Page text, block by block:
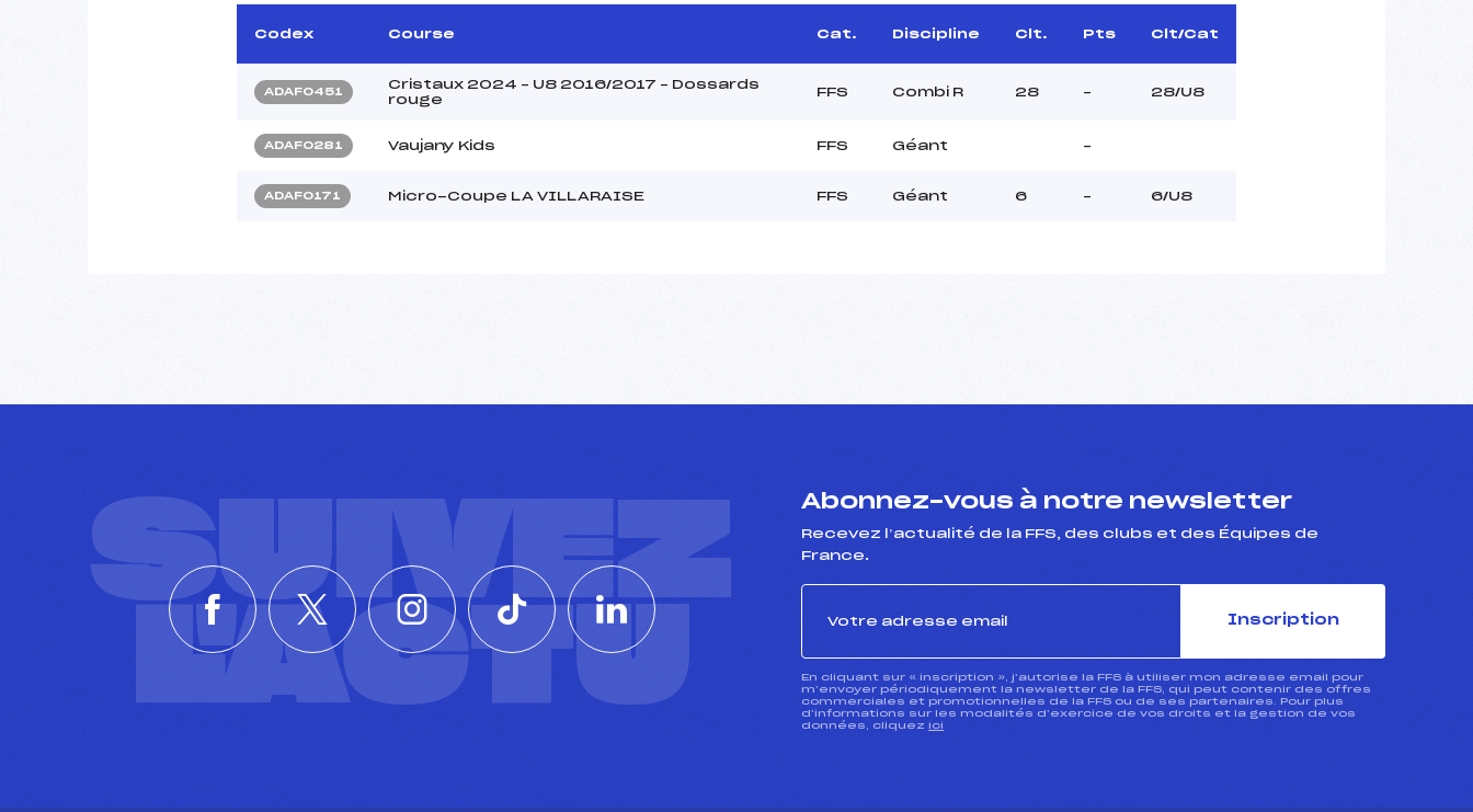
Codex Course Cat. Discipline Clt. Pts Clt/Cat
ADAF0451
Cristaux 2024 – U8 2016/2017 – Dossards
rouge
FFS Combi R 28 – 28/U8
ADAF0281 Vaujany Kids FFS Géant –
ADAF0171 Micro-Coupe LA VILLARAISE FFS Géant 6 – 6/U8
SUIVEZ
L'ACTU
Abonnez-vous à notre newsletter
Recevez l’actualité de la FFS, des clubs et des Équipes de
France.
Inscription
En cliquant sur « inscription », j’autorise la FFS à utiliser mon adresse email pour
m’envoyer périodiquement la newsletter de la FFS, qui peut contenir des offres
commerciales et promotionnelles de la FFS ou de ses partenaires. Pour plus
d’informations sur les modalités d’exercice de vos droits et la gestion de vos
données, cliquez ici